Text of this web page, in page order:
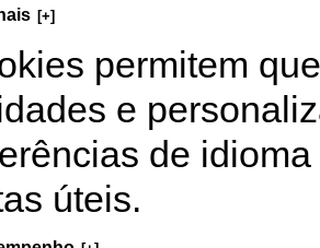
[+]
permitem
e
de
úteis.